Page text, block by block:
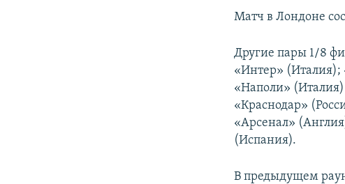
Матч в Лондоне
Другие пары 1/8
«Интер» (Италия);
«Наполи»
«Краснодар»
«Арсенал»
(Испания).
В предыдущем